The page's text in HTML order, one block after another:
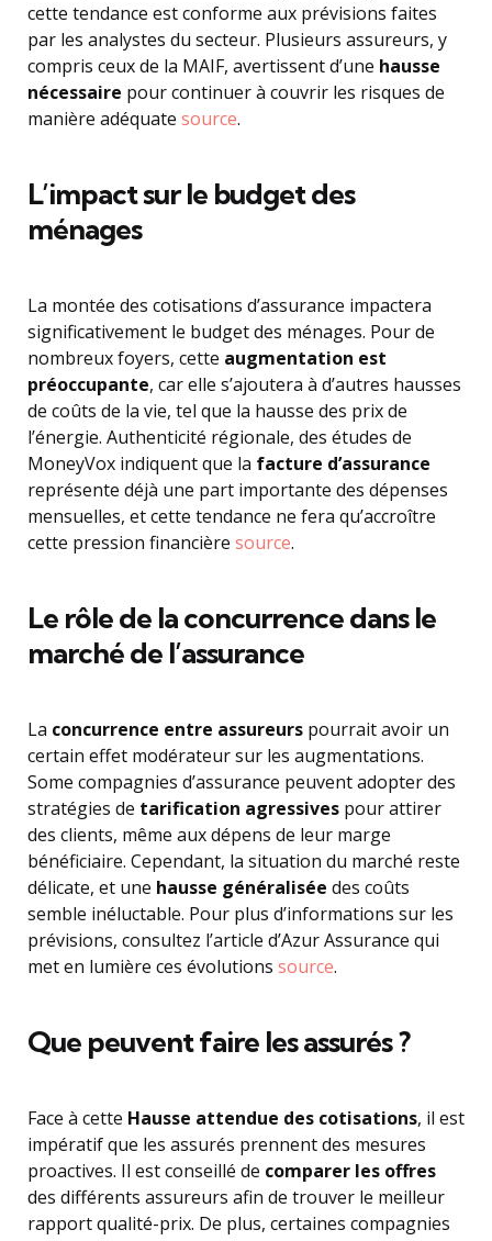
cette tendance est conforme aux prévisions faites
par les analystes du secteur. Plusieurs assureurs, y
compris ceux de la MAIF, avertissent d’une hausse
nécessaire pour continuer à couvrir les risques de
manière adéquate source.
L’impact sur le budget des
ménages
La montée des cotisations d’assurance impactera
significativement le budget des ménages. Pour de
nombreux foyers, cette augmentation est
préoccupante, car elle s’ajoutera à d’autres hausses
de coûts de la vie, tel que la hausse des prix de
l’énergie. Authenticité régionale, des études de
MoneyVox indiquent que la facture d’assurance
représente déjà une part importante des dépenses
mensuelles, et cette tendance ne fera qu’accroître
cette pression financière source.
Le rôle de la concurrence dans le
marché de l’assurance
La concurrence entre assureurs pourrait avoir un
certain effet modérateur sur les augmentations.
Some compagnies d’assurance peuvent adopter des
stratégies de tarification agressives pour attirer
des clients, même aux dépens de leur marge
bénéficiaire. Cependant, la situation du marché reste
délicate, et une hausse généralisée des coûts
semble inéluctable. Pour plus d’informations sur les
prévisions, consultez l’article d’Azur Assurance qui
met en lumière ces évolutions source.
Que peuvent faire les assurés ?
Face à cette Hausse attendue des cotisations, il est
impératif que les assurés prennent des mesures
proactives. Il est conseillé de comparer les offres
des différents assureurs afin de trouver le meilleur
rapport qualité-prix. De plus, certaines compagnies